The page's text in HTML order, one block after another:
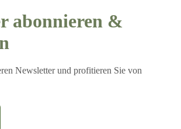
abonnieren &
Newsletter und profitieren Sie von